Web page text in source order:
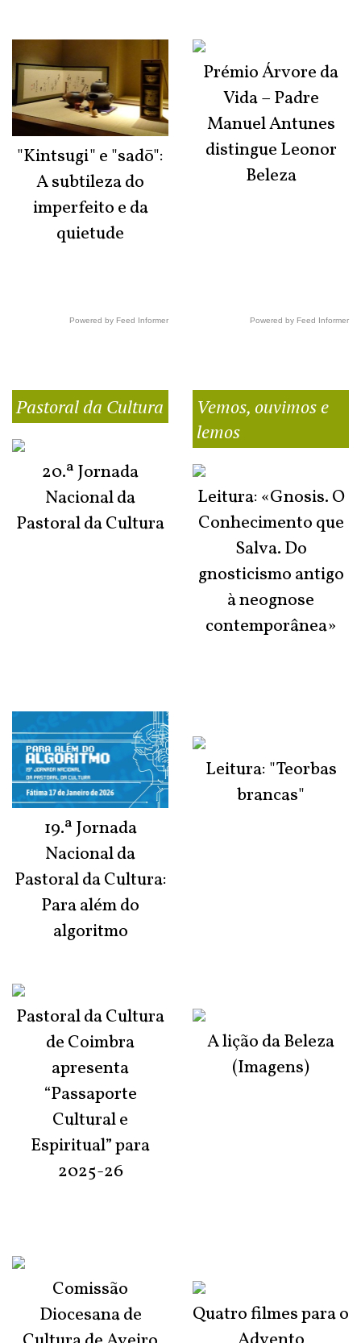
"Kintsugi" e "sadō":
A subtileza do
imperfeito e da
quietude
Powered by Feed Informer
Prémio Árvore da
Vida – Padre
Manuel Antunes
distingue Leonor
Beleza
Powered by Feed Informer
Pastoral da Cultura
20.ª Jornada
Nacional da
Pastoral da Cultura
19.ª Jornada
Nacional da
Pastoral da Cultura:
Para além do
algoritmo
Pastoral da Cultura
de Coimbra
apresenta
“Passaporte
Cultural e
Espiritual” para
2025-26
Comissão
Diocesana de
Vemos, ouvimos e
lemos
Leitura: «Gnosis. O
Conhecimento que
Salva. Do
gnosticismo antigo
à neognose
contemporânea»
Leitura: "Teorbas
brancas"
A lição da Beleza
(Imagens)
Quatro filmes para o